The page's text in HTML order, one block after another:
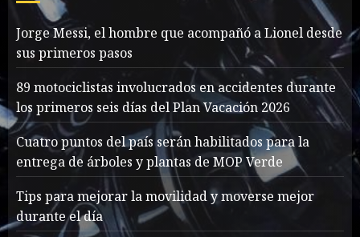
7
1
Jorge Messi, el hombre
que acompañó a Lionel
desde sus primeros pasos
AGOSTO 8, 2026 59
Searching for the
forgotten heroes of World
War Two
Jorge Messi, el hombre que acompañó a Lionel desde
sus primeros pasos
89 motociclistas involucrados en accidentes durante
los primeros seis días del Plan Vacación 2026
Cuatro puntos del país serán habilitados para la
entrega de árboles y plantas de MOP Verde
Tips para mejorar la movilidad y moverse mejor
durante el día